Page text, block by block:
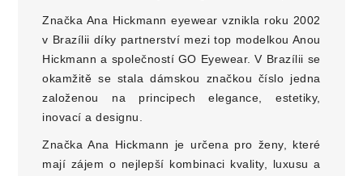
Značka Ana Hickmann eyewear vznikla roku 2002
v Brazílii díky partnerství mezi top modelkou Anou
Hickmann a společností GO Eyewear. V Brazílii se
okamžitě se stala dámskou značkou číslo jedna
založenou na principech elegance, estetiky,
inovací a designu.
Značka Ana Hickmann je určena pro ženy, které
mají zájem o nejlepší kombinaci kvality, luxusu a